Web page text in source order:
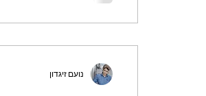
נועם זיגדון